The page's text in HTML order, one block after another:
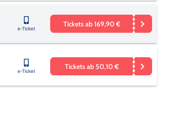
e-Ticket
Tickets ab 169,90 €
e-Ticket
Tickets ab 50,10 €